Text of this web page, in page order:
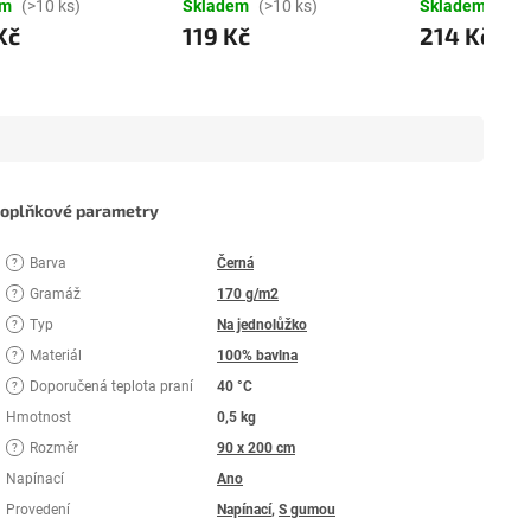
(>10 ks) Skladem (>10 ks)
119 Kč
Skladem
214 Kč
parametry
? Barva Černá
? Gramáž 170 g/m2
? Typ Na jednolůžko
? Materiál 100% bavlna
? Doporučená teplota praní
40 °C
Hmotnost
0,5 kg
? Rozměr
90 x 200 cm
Napínací
Ano
Provedení
Napínací,S gumou